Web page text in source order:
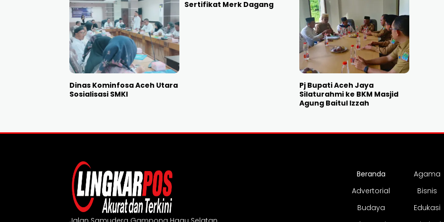
Dinas Kominfosa Aceh Utara
Sosialisasi SMKI
Sertifikat Merk Dagang
Pj Bupati Aceh Jaya
Silaturahmi ke BKM Masjid
Agung Baitul Izzah
Beranda
Agama
Advertorial
Bisnis
Budaya
Edukasi